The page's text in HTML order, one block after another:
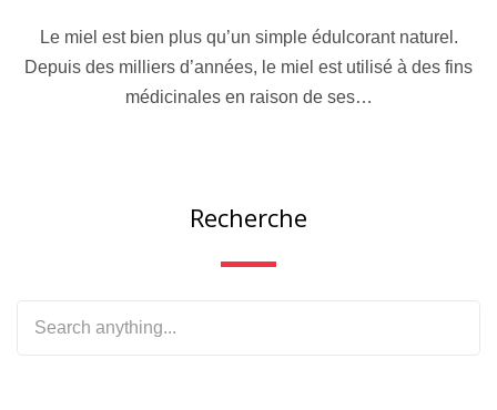
Le miel est bien plus qu’un simple édulcorant naturel.
Depuis des milliers d’années, le miel est utilisé à des fins
médicinales en raison de ses…
Recherche